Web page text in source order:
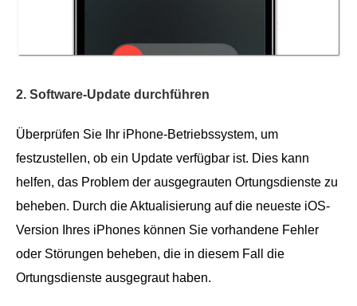
2. Software-Update durchführen
Überprüfen Sie Ihr iPhone-Betriebssystem, um
festzustellen, ob ein Update verfügbar ist. Dies kann
helfen, das Problem der ausgegrauten Ortungsdienste zu
beheben. Durch die Aktualisierung auf die neueste iOS-
Version Ihres iPhones können Sie vorhandene Fehler
oder Störungen beheben, die in diesem Fall die
Ortungsdienste ausgegraut haben.